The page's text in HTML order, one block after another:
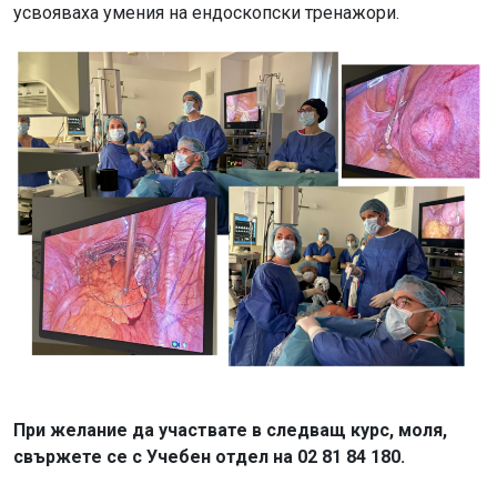
усвояваха умения на ендоскопски тренажори.
При желание да участвате в следващ курс, моля,
свържете се с Учебен отдел на 02 81 84 180.